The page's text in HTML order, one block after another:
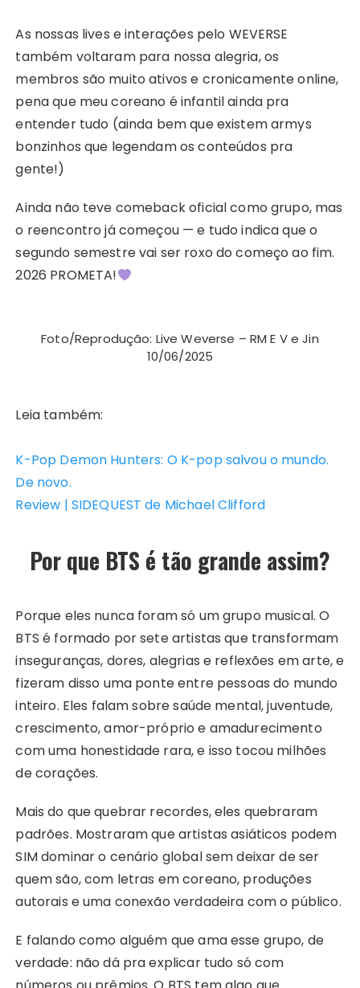
As nossas lives e interações pelo WEVERSE
também voltaram para nossa alegria, os
membros são muito ativos e cronicamente online,
pena que meu coreano é infantil ainda pra
entender tudo (ainda bem que existem armys
bonzinhos que legendam os conteúdos pra
gente!)
Ainda não teve comeback oficial como grupo, mas
o reencontro já começou — e tudo indica que o
segundo semestre vai ser roxo do começo ao fim.
2026 PROMETA!
Foto/Reprodução: Live Weverse – RM E V e Jin
10/06/2025
Leia também:
K-Pop Demon Hunters: O K-pop salvou o mundo.
De novo.
Review | SIDEQUEST de Michael Clifford
Por que BTS é tão grande assim?
Porque eles nunca foram só um grupo musical. O
BTS é formado por sete artistas que transformam
inseguranças, dores, alegrias e reflexões em arte, e
fizeram disso uma ponte entre pessoas do mundo
inteiro. Eles falam sobre saúde mental, juventude,
crescimento, amor-próprio e amadurecimento
com uma honestidade rara, e isso tocou milhões
de corações.
Mais do que quebrar recordes, eles quebraram
padrões. Mostraram que artistas asiáticos podem
SIM dominar o cenário global sem deixar de ser
quem são, com letras em coreano, produções
autorais e uma conexão verdadeira com o público.
E falando como alguém que ama esse grupo, de
verdade: não dá pra explicar tudo só com